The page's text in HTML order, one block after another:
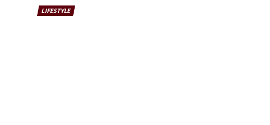
LIFESTYLE